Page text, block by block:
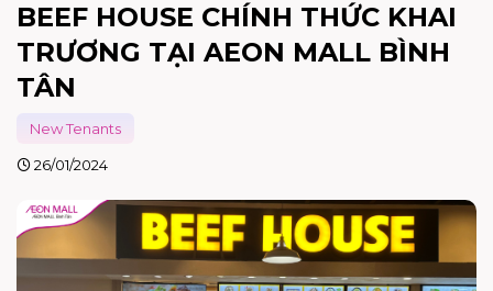
BEEF HOUSE CHÍNH THỨC KHAI
TRƯƠNG TẠI AEON MALL BÌNH
TÂN
New Tenants
26/01/2024